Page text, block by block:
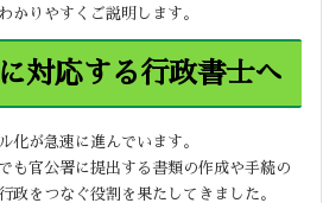
かりやすくご説明します。
対応する行政書士へ
化が急速に進んでいます。
も官公署に提出する書類の作成や手続の
政をつなぐ役割を果たしてきました。